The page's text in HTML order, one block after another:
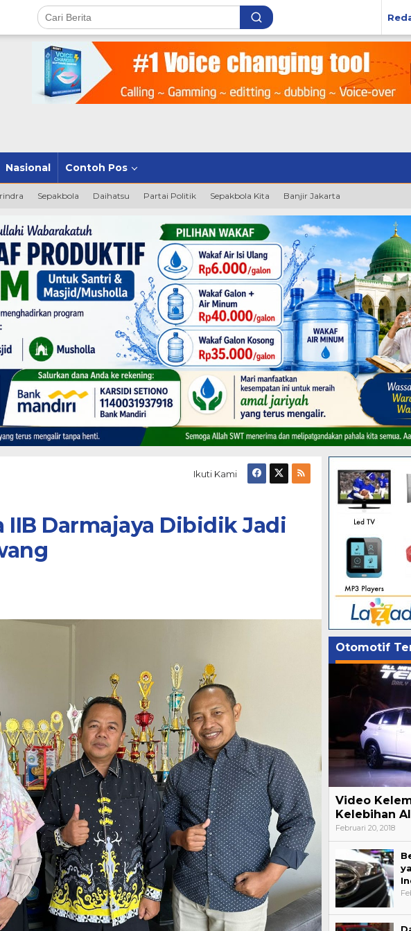
Nasional Contoh Pos
Sepakbola Daihatsu Partai Politik Sepakbola Kita Banjir Jakarta
Ikuti Kami
IIB Darmajaya Dibidik Jadi
Otomotif
Video
Kelebihan
Februari 20, 2018